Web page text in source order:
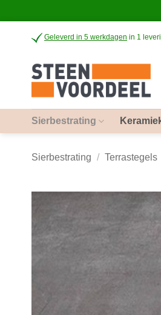
Geleverd in 5 werkdagen in 1
Sierbestrating
Sierbestrating / Terrastegels